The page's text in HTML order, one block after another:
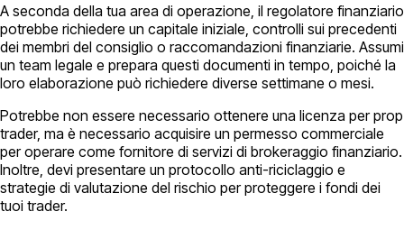
A seconda della tua area di operazione, il regolatore finanziario
potrebbe richiedere un capitale iniziale, controlli sui precedenti
dei membri del consiglio o raccomandazioni finanziarie. Assumi
un team legale e prepara questi documenti in tempo, poiché la
loro elaborazione può richiedere diverse settimane o mesi.
Potrebbe non essere necessario ottenere una licenza per prop
trader, ma è necessario acquisire un permesso commerciale
per operare come fornitore di servizi di brokeraggio finanziario.
Inoltre, devi presentare un protocollo anti-riciclaggio e
strategie di valutazione del rischio per proteggere i fondi dei
tuoi trader.